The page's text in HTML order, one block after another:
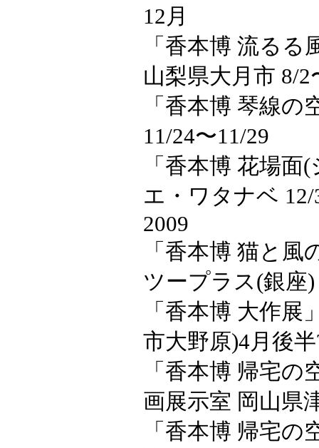
12月
「香本博 流る
山梨県大月市 8/2
「香本博 琴線の
11/24〜11/29
「香本博 花場
エ・ワタナベ 12/
2009
「香本博 猫と
ツープラス(銀座)
「香本博 大作
市大野原)4月後半
「香本博 帰宅
画展示室 岡山県
「香本博 帰宅